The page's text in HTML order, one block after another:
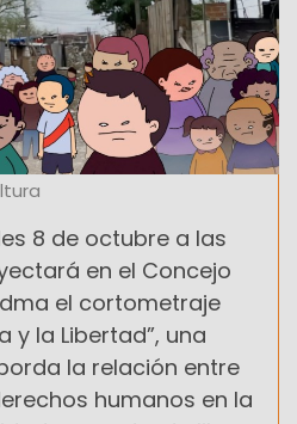
8 de octubre a las
en el Concejo
el cortometraje
y la Libertad”, una
la relación entre
humanos en la